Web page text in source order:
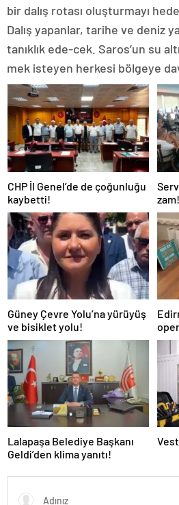
bir dalış rotası oluşturmayı
Dalış yapanlar, tarihe ve deniz
tanıklık ede-cek. Saros’un su
mek isteyen herkesi bölgeye
CHP İl Genel’de de çoğunluğu
kaybetti!
zam!
Güney Çevre Yolu’na yürüyüş
ve bisiklet yolu!
Lalapaşa Belediye Başkanı
Geldi’den klima yanıtı!